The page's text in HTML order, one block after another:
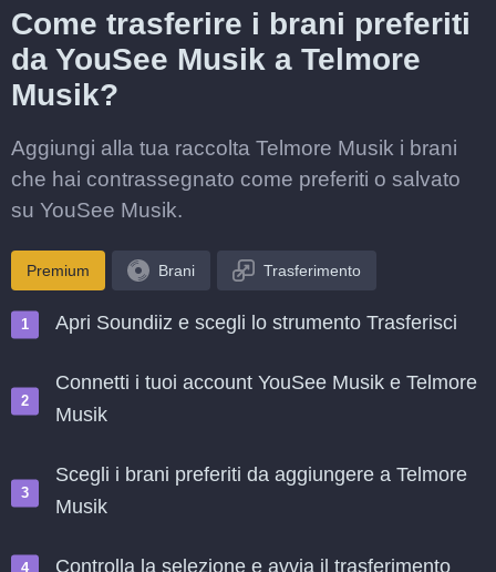
Come trasferire i brani preferiti
da YouSee Musik a Telmore
Musik?
Aggiungi alla tua raccolta Telmore Musik i brani
che hai contrassegnato come preferiti o salvato
su YouSee Musik.
Premium Brani Trasferimento
Apri Soundiiz e scegli lo strumento Trasferisci
Connetti i tuoi account YouSee Musik e Telmore
Musik
Scegli i brani preferiti da aggiungere a Telmore
Musik
Controlla la selezione e avvia il trasferimento